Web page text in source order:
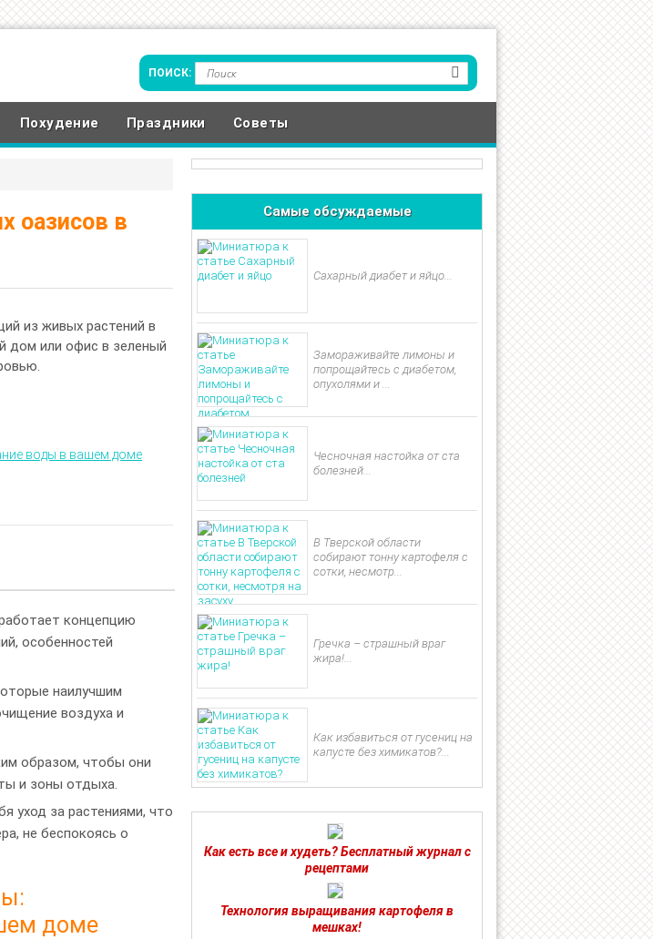
Похудение Праздники Советы
оазисов в
из живых растений в
дом или офис в зеленый
воды в вашем доме
концепцию
особенностей
наилучшим
воздуха и
образом, чтобы они
и зоны отдыха.
уход за растениями, что
не беспокоясь о
доме
Самые обсуждаемые
Сахарный диабет и яйцо...
Замораживайте лимоны и
попрощайтесь с диабетом,
опухолями и ...
Чесночная настойка от ста
болезней...
В Тверской области
собирают тонну картофеля с
сотки, несмотр...
Гречка – страшный враг
жира!...
Как избавиться от гусениц на
капусте без химикатов?...
Как есть все и худеть? Бесплатный журнал с
рецептами
Технология выращивания картофеля в
мешках!